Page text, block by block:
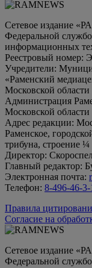
Сетевое издание
Федеральной
информационных
Реестровый номер:
Учредители:
«Раменский
Московской области
Администрация
Московской области
Адрес редакции:
Раменское,
трибуна, строение ¼
Директор:
Главный редактор:
Электронная почта:
Телефон: 8-496-46-
Правила
Согласие на
Сетевое издание
Федеральной